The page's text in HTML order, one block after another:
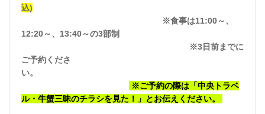
込)
※食事は11:00～、
12:20～、13:40～の3部制
※3日前までに
ご予約くださ
い。
※ご予約の際は「中央トラベ
ル・牛蟹三昧のチラシを見た！」とお伝えください。